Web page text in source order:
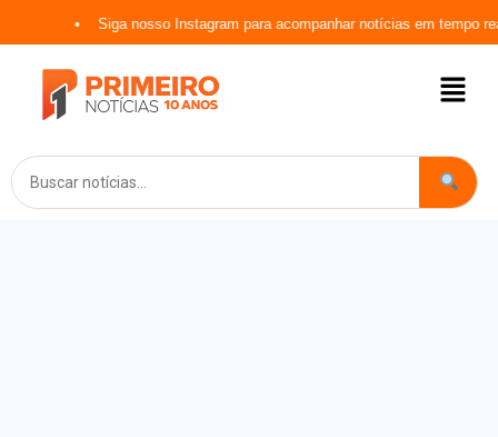
Siga nosso Instagram para acompanhar notícias em tempo real